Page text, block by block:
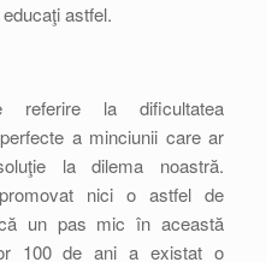
astfel.
la dificultatea
a minciunii care ar
la dilema noastră.
nici o astfel de
un pas mic în această
100 de ani a existat o